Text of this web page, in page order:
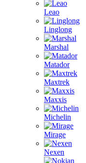
Leao
Linglong
Marshal
Matador
Maxtrek
Maxxis
Michelin
Mirage
Nexen